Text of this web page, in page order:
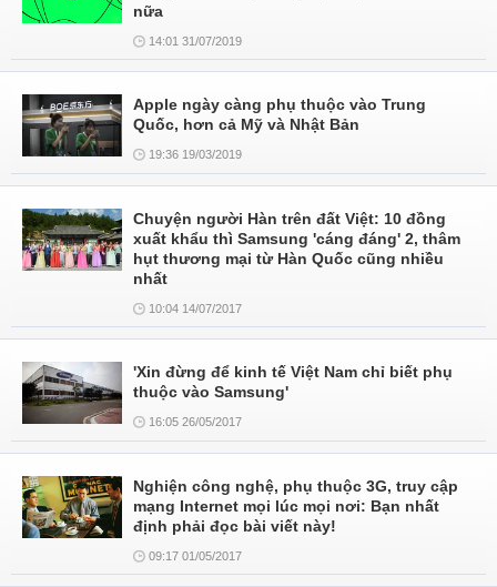
nữa
14:01 31/07/2019
Apple ngày càng phụ thuộc vào Trung
Quốc, hơn cả Mỹ và Nhật Bản
19:36 19/03/2019
Chuyện người Hàn trên đất Việt: 10 đồng
xuất khẩu thì Samsung 'cáng đáng' 2, thâm
hụt thương mại từ Hàn Quốc cũng nhiều
nhất
10:04 14/07/2017
'Xin đừng để kinh tế Việt Nam chỉ biết phụ
thuộc vào Samsung'
16:05 26/05/2017
Nghiện công nghệ, phụ thuộc 3G, truy cập
mạng Internet mọi lúc mọi nơi: Bạn nhất
định phải đọc bài viết này!
09:17 01/05/2017